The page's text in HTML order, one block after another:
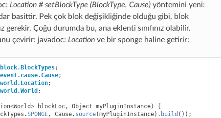
Location # setBlockType (BlockType, Cause)yöntemini yeni:
basittir. Pek çok blok değişikliğinde olduğu gibi, blok
gerekir. Çoğu durumda bu, ana eklenti sınıfınız olabilir.
çevirir: javadoc: Locationve bir sponge haline getirir:
;
;
;
;
<World> blockLoc, Object myPluginInstance)
{
.SPONGE, Cause. source(myPluginInstance). build ());